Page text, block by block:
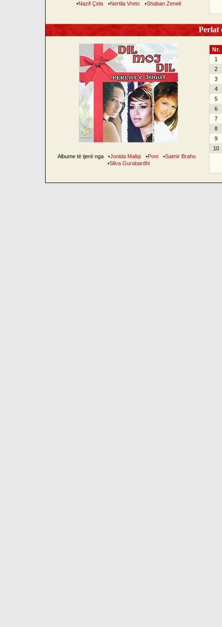
•Nazif Çela •Nertila Vreto •Shaban Zeneli
Perlat
Albume të tjerë nga •Jonida Maliqi •Poni •Saimir Braho
•Silva Gurabardhi
Nr.
1
2
3
4
5
6
7
8
9
10